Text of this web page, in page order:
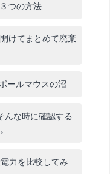
つの方法
けてまとめて廃棄
ールマウスの沼
んな時に確認する
力を比較してみ